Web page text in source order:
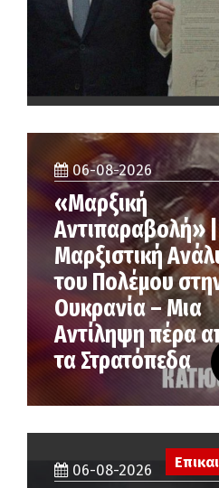
06-08-2026
«Μαρξική
Αντιπαραβολή»
Μαρξιστική
του Πολέμου
Ουκρανία – Μια
Αντίληψη πέρα
τα Στρατόπεδα
06-08-2026